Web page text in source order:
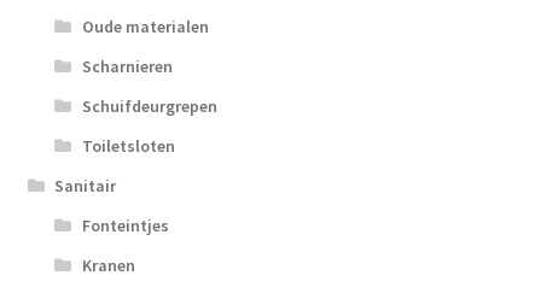
Oude materialen
Scharnieren
Schuifdeurgrepen
Toiletsloten
Sanitair
Fonteintjes
Kranen